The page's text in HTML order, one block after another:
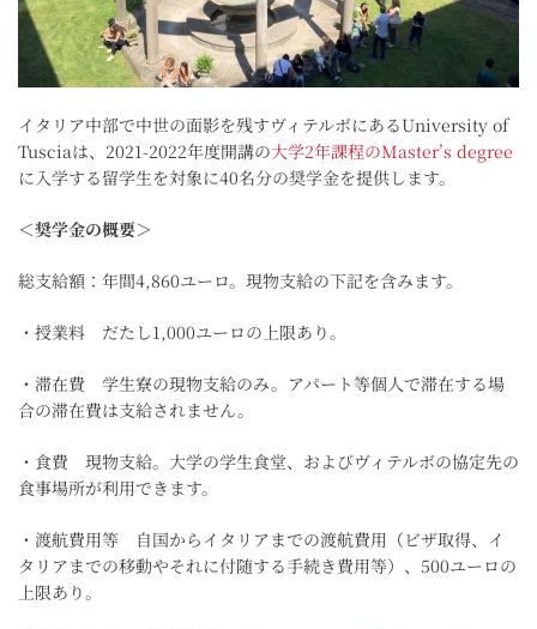
イタリア中部で中世の面影を残すヴィテルボにあるUniversity of
Tusciaは、2021-2022年度開講の大学2年課程のMaster’s degree
に入学する留学生を対象に40名分の奨学金を提供します。
＜奨学金の概要＞
総支給額：年間4,860ユーロ。現物支給の下記を含みます。
・授業料 だたし1,000ユーロの上限あり。
・滞在費 学生寮の現物支給のみ。アパート等個人で滞在する場
合の滞在費は支給されません。
・食費 現物支給。大学の学生食堂、およびヴィテルボの協定先の
食事場所が利用できます。
・渡航費用等 自国からイタリアまでの渡航費用（ビザ取得、イ
タリアまでの移動やそれに付随する手続き費用等）、500ユーロの
上限あり。